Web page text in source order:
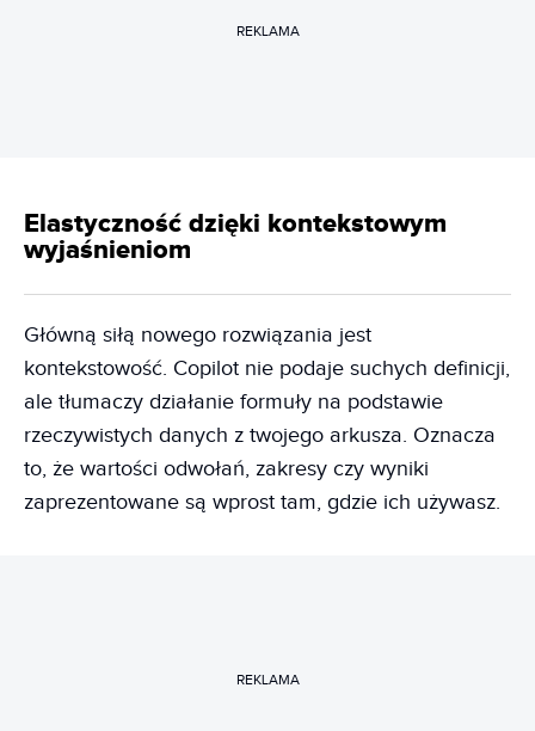
REKLAMA
Elastyczność dzięki kontekstowym
wyjaśnieniom
Główną siłą nowego rozwiązania jest
kontekstowość. Copilot nie podaje suchych definicji,
ale tłumaczy działanie formuły na podstawie
rzeczywistych danych z twojego arkusza. Oznacza
to, że wartości odwołań, zakresy czy wyniki
zaprezentowane są wprost tam, gdzie ich używasz.
REKLAMA